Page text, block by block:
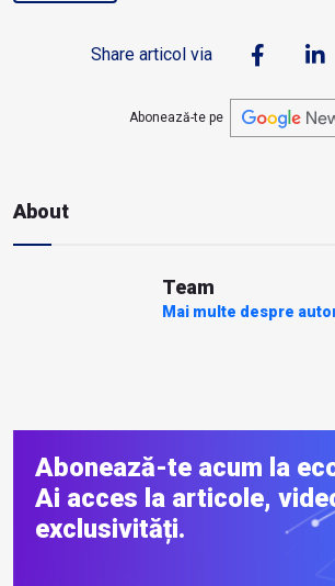
Share articol via
Abonează-te pe
About
Team
Mai multe despre
Abonează-te acum la
Ai acces la articole,
exclusivități.